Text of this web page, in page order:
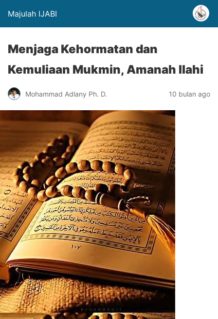
Majulah IJABI
Menjaga Kehormatan dan
Kemuliaan Mukmin, Amanah Ilahi
Mohammad Adlany Ph. D. 10 bulan ago